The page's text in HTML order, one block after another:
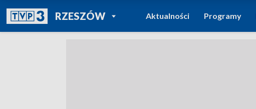
RZESZÓWPOWRÓT DO
TVP REGIONY
Aktualności Programy